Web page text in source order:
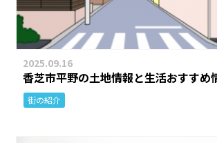
2025.09.16
香芝市平野の土地情報と生活おすすめ
街の紹介